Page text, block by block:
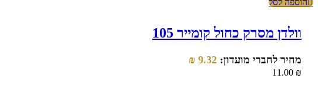
הוספה לסל
וולדן מסרק כחול קומייר 105
מחיר לחברי מועדון: 9.32
₪
11.00 ₪